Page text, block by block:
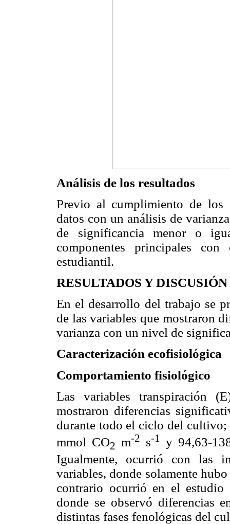
Análisis de los resultados
Previo al cumplimiento de los
datos con un análisis de
de significancia menor o
componentes principales
estudiantil.
RESULTADOS Y DISCUSIÓN
En el desarrollo del trabajo se
de las variables que mostraron
varianza con un nivel de
Caracterización ecofisiológica
Comportamiento fisiológico
Las variables transpiración
mostraron diferencias
durante todo el ciclo del
mmol CO2 m-2 s-1
y 94,63-
Igualmente, ocurrió con las
variables, donde solamente
contrario ocurrió en el
donde se observó diferencias
distintas fases fenológicas del